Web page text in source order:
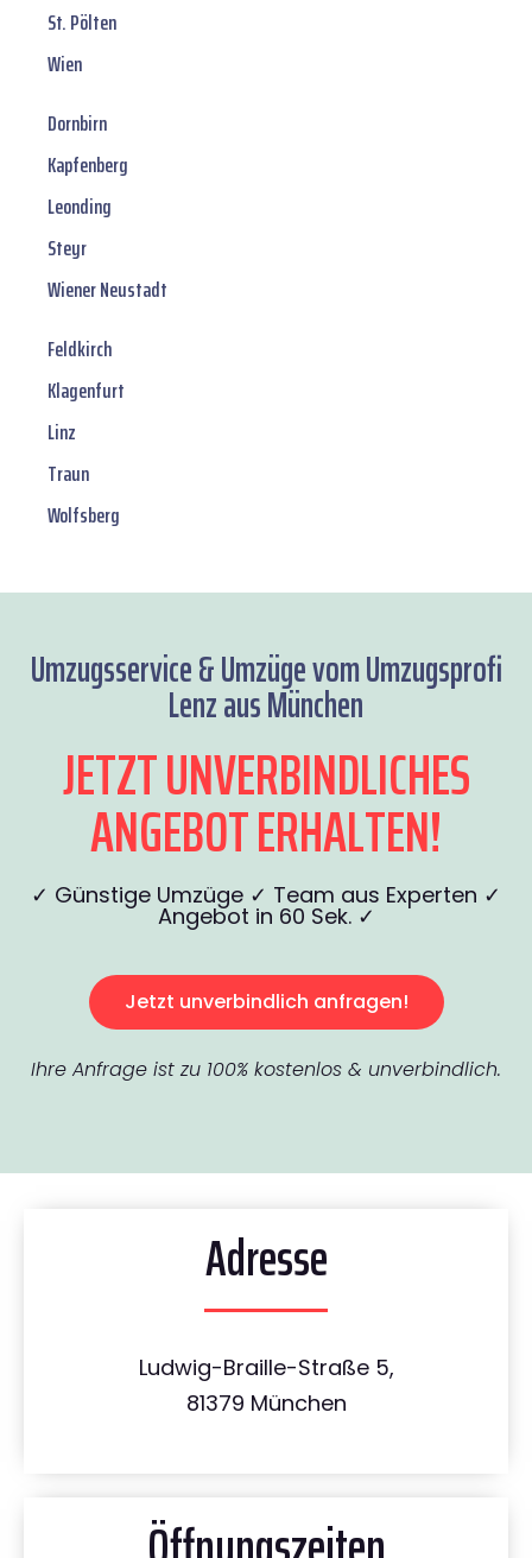
St. Pölten
Wien
Dornbirn
Kapfenberg
Leonding
Steyr
Wiener Neustadt
Feldkirch
Klagenfurt
Linz
Traun
Wolfsberg
Umzugsservice & Umzüge vom Umzugsprofi
Lenz aus München
JETZT UNVERBINDLICHES
ANGEBOT ERHALTEN!
✓ Günstige Umzüge ✓ Team aus Experten ✓
Angebot in 60 Sek. ✓
Jetzt unverbindlich anfragen!
Ihre Anfrage ist zu 100% kostenlos & unverbindlich.
Adresse
Ludwig-Braille-Straße 5,
81379 München